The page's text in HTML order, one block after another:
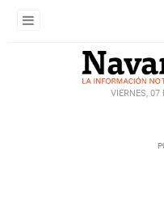
VIERNES, 07